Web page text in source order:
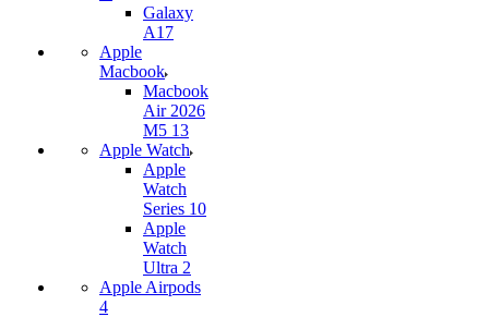
Galaxy
A17
Apple
Macbook
Macbook
Air 2026
M5 13
Apple Watch
Apple
Watch
Series 10
Apple
Watch
Ultra 2
Apple Airpods
4